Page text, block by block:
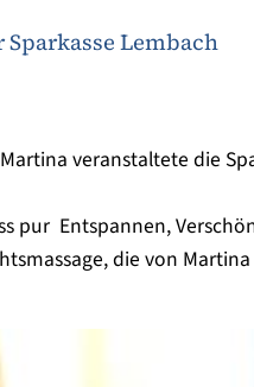
Lembach
veranstaltete die
 Entspannen,
die von